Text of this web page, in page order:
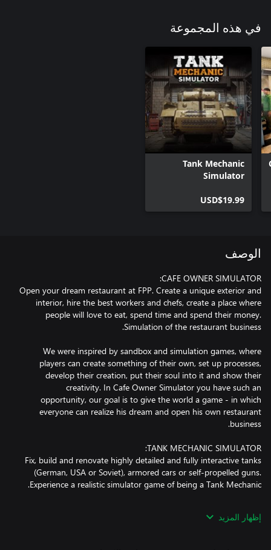
في هذه المجموعة
Tank Mechanic
Simulator
USD$19.99
الوصف
Open your dream restaurant at FPP. Create a unique exterior and
interior, hire the best workers and chefs, create a place where
people will love to eat, spend time and spend their money.
We were inspired by sandbox and simulation games, where
players can create something of their own, set up processes,
develop their creation, put their soul into it and show their
creativity. In Cafe Owner Simulator you have such an
opportunity, our goal is to give the world a game - in which
everyone can realize his dream and open his own restaurant
Fix, build and renovate highly detailed and fully interactive tanks
(German, USA or Soviet), armored cars or self-propelled guns.
إظهار المزيد